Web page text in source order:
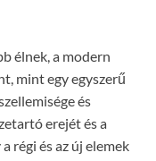
élnek, a modern
mint egy egyszerű
és
erejét és a
régi és az új elemek